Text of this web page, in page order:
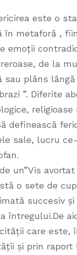
este o
în metaforă ,
emoții
de la
sau plâns lângă
”. Diferite
definească
sale, lucru
un”Vis
o sete de
succesiv și
întregului.De
care este,
și prin raport